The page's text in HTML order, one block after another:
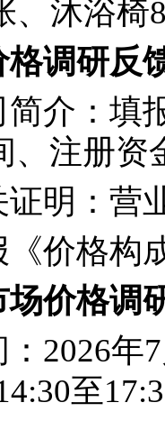
、沐浴椅
调研反
简介：
、注册资
证明：营
《价格
价格调
：2026
至